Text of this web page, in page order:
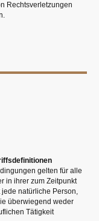
Rechtsverletzungen
gelten für alle
in ihrer zum Zeitpunkt
natürliche Person,
überwiegend weder
Tätigkeit